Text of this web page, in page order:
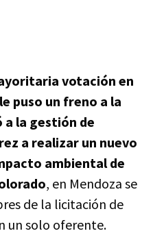
votación en
puso un freno a la
a la gestión de
a realizar un nuevo
ambiental de
, en Mendoza se
de la licitación de
un solo oferente.